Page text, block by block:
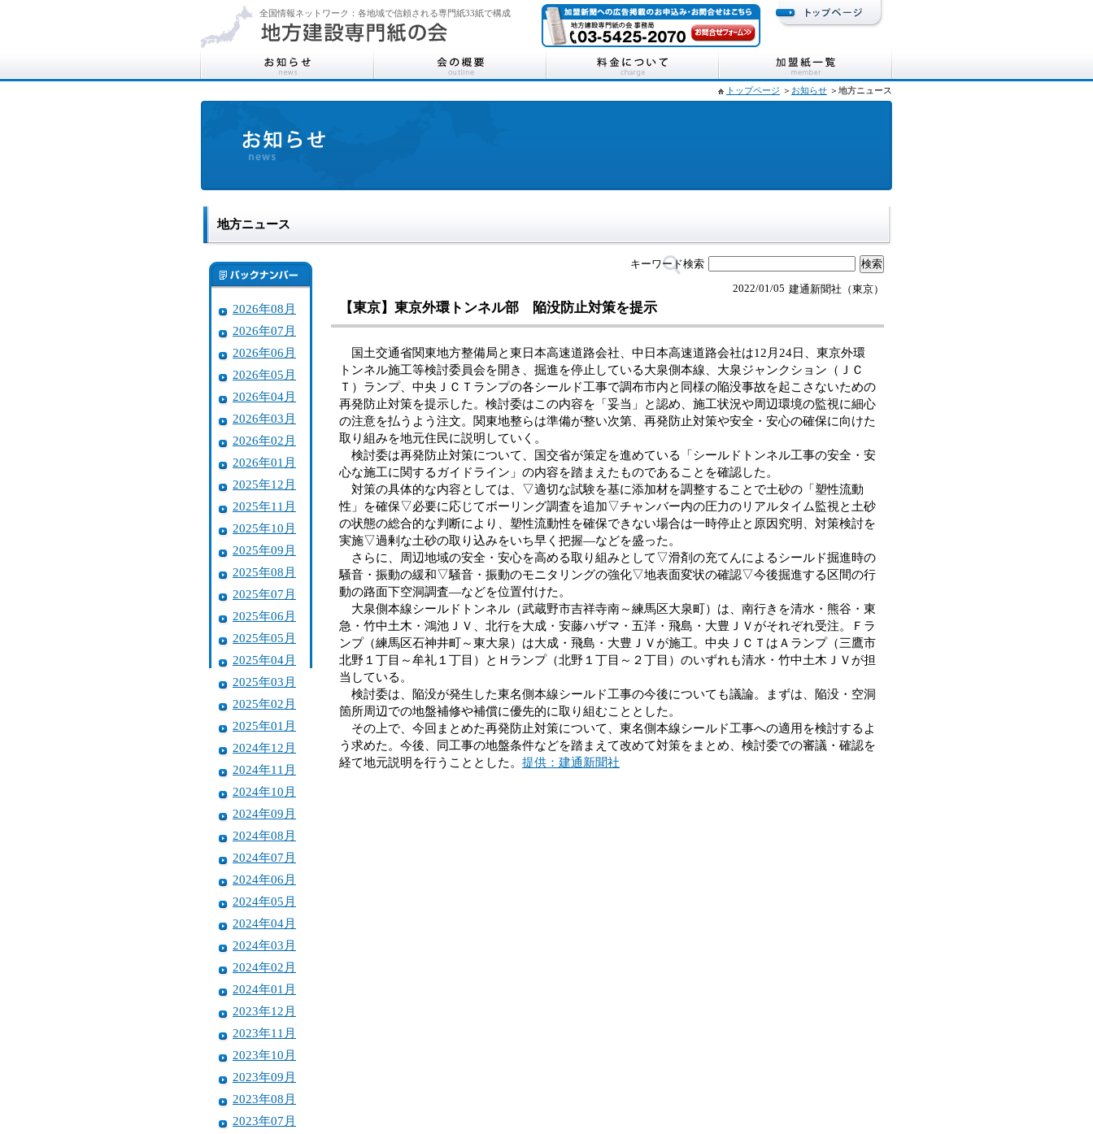
全国情報ネットワーク：各地域で信頼される専門紙33紙で構成
トップページ ＞ お知らせ ＞地方ニュース
地方ニュース
2026年08月
2026年07月
2026年06月
2026年05月
2026年04月
2026年03月
2026年02月
2026年01月
2025年12月
2025年11月
2025年10月
2025年09月
2025年08月
2025年07月
2025年06月
2025年05月
2025年04月
2025年03月
2025年02月
2025年01月
2024年12月
2024年11月
2024年10月
2024年09月
2024年08月
2024年07月
2024年06月
2024年05月
2024年04月
2024年03月
2024年02月
2024年01月
2023年12月
2023年11月
2023年10月
2023年09月
2023年08月
2023年07月
キーワード検索
建通新聞社（東京）
2022/01/05
【東京】東京外環トンネル部 陥没防止対策を提示
国土交通省関東地方整備局と東日本高速道路会社、中日本高速道路会社は12月24日、東京外環
トンネル施工等検討委員会を開き、掘進を停止している大泉側本線、大泉ジャンクション（ＪＣ
Ｔ）ランプ、中央ＪＣＴランプの各シールド工事で調布市内と同様の陥没事故を起こさないための
再発防止対策を提示した。検討委はこの内容を「妥当」と認め、施工状況や周辺環境の監視に細心
の注意を払うよう注文。関東地整らは準備が整い次第、再発防止対策や安全・安心の確保に向けた
取り組みを地元住民に説明していく。
検討委は再発防止対策について、国交省が策定を進めている「シールドトンネル工事の安全・安
心な施工に関するガイドライン」の内容を踏まえたものであることを確認した。
対策の具体的な内容としては、▽適切な試験を基に添加材を調整することで土砂の「塑性流動
性」を確保▽必要に応じてボーリング調査を追加▽チャンバー内の圧力のリアルタイム監視と土砂
の状態の総合的な判断により、塑性流動性を確保できない場合は一時停止と原因究明、対策検討を
実施▽過剰な土砂の取り込みをいち早く把握―などを盛った。
さらに、周辺地域の安全・安心を高める取り組みとして▽滑剤の充てんによるシールド掘進時の
騒音・振動の緩和▽騒音・振動のモニタリングの強化▽地表面変状の確認▽今後掘進する区間の行
動の路面下空洞調査―などを位置付けた。
大泉側本線シールドトンネル（武蔵野市吉祥寺南～練馬区大泉町）は、南行きを清水・熊谷・東
急・竹中土木・鴻池ＪＶ、北行を大成・安藤ハザマ・五洋・飛島・大豊ＪＶがそれぞれ受注。Ｆラ
ンプ（練馬区石神井町～東大泉）は大成・飛島・大豊ＪＶが施工。中央ＪＣＴはＡランプ（三鷹市
北野１丁目～牟礼１丁目）とＨランプ（北野１丁目～２丁目）のいずれも清水・竹中土木ＪＶが担
当している。
検討委は、陥没が発生した東名側本線シールド工事の今後についても議論。まずは、陥没・空洞
箇所周辺での地盤補修や補償に優先的に取り組むこととした。
その上で、今回まとめた再発防止対策について、東名側本線シールド工事への適用を検討するよ
う求めた。今後、同工事の地盤条件などを踏まえて改めて対策をまとめ、検討委での審議・確認を
経て地元説明を行うこととした。 提供：建通新聞社